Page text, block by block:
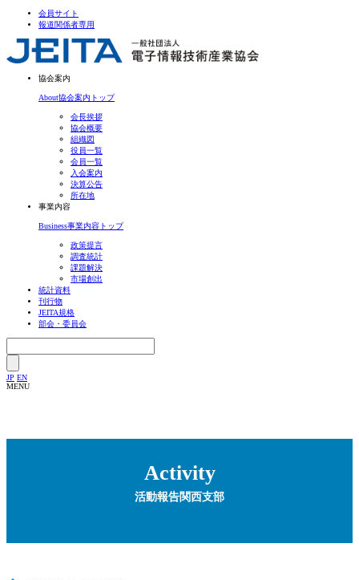
会員サイト
報道関係者専用
協会案内
About協会案内トップ
会長挨拶
協会概要
組織図
役員一覧
会員一覧
入会案内
決算公告
所在地
事業内容
Business事業内容トップ
政策提言
調査統計
課題解決
市場創出
統計資料
刊行物
JEITA規格
部会・委員会
JP EN
MENU
Activity
活動報告関西支部